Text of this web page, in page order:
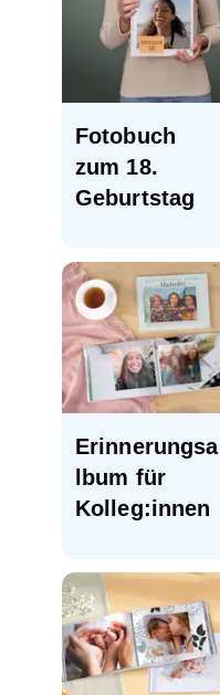
Fotobuch
zum 18.
Geburtstag
Erinnerungsa
lbum für
Kolleg:innen